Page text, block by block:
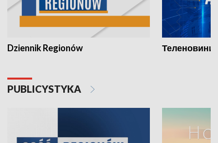
Dziennik Regionów Теленовини
PUBLICYSTYKA